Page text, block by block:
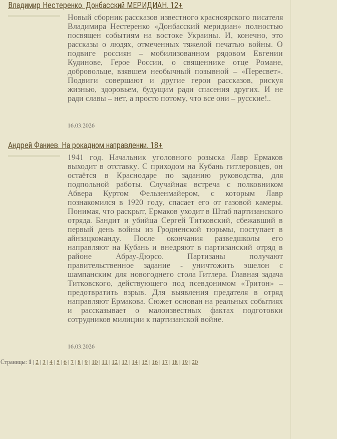
Владимир Нестеренко. Донбасский МЕРИДИАН. 12+
Новый сборник рассказов известного красноярского писателя
Владимира Нестеренко «Донбасский меридиан» полностью
посвящен событиям на востоке Украины. И, конечно, это
рассказы о людях, отмеченных тяжелой печатью войны. О
подвиге россиян – мобилизованном рядовом Евгении
Кудинове, Герое России, о священнике отце Романе,
добровольце, взявшем необычный позывной – «Пересвет».
Подвиги совершают и другие герои рассказов, рискуя
жизнью, здоровьем, будущим ради спасения других. И не
ради славы – нет, а просто потому, что все они – русские!..
16.03.2026
Андрей Фаниев. На рокадном направлении. 18+
1941 год. Начальник уголовного розыска Лавр Ермаков
выходит в отставку. С приходом на Кубань гитлеровцев, он
остаётся в Краснодаре по заданию руководства, для
подпольной работы. Случайная встреча с полковником
Абвера Куртом Фельзенмайером, с которым Лавр
познакомился в 1920 году, спасает его от газовой камеры.
Понимая, что раскрыт, Ермаков уходит в Штаб партизанского
отряда. Бандит и убийца Сергей Титковский, сбежавший в
первый день войны из Гродненской тюрьмы, поступает в
айнзацкоманду. После окончания разведшколы его
направляют на Кубань и внедряют в партизанский отряд в
районе Абрау-Дюрсо. Партизаны получают
правительственное задание - уничтожить эшелон с
шампанским для новогоднего стола Гитлера. Главная задача
Титковского, действующего под псевдонимом «Тритон» –
предотвратить взрыв. Для выявления предателя в отряд
направляют Ермакова. Сюжет основан на реальных событиях
и рассказывает о малоизвестных фактах подготовки
сотрудников милиции к партизанской войне.
16.03.2026
Страницы: 1 |2|3 |4| 5 |6|7|8|9| 10| 11 | 12| 13 | 14| 15 | 16| 17| 18| 19|20